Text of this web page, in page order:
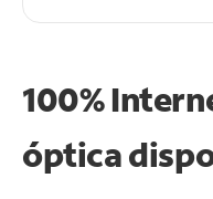
100%
óptica